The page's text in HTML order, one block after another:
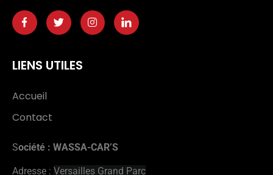
LIENS UTILES
Accueil
Contact
Société : WASSA-CAR’S
Adresse : Versailles Grand Parc